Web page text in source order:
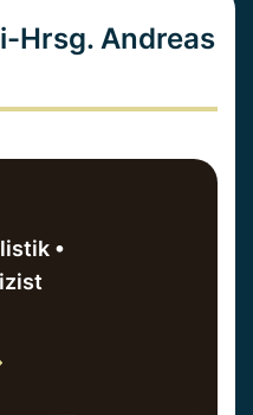
Hrsg. Andreas
•